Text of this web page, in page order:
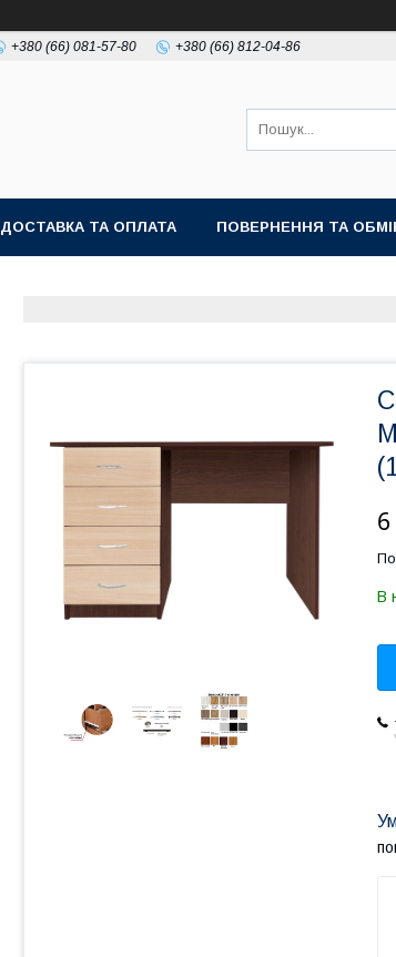
+380 (66) 081-57-80 +380 (66) 812-04-86
ДОСТАВКА ТА ОПЛАТА ПОВЕРНЕННЯ ТА
В